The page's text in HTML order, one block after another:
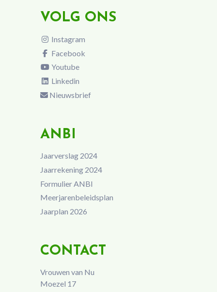
VOLG ONS
Instagram
Facebook
Youtube
Linkedin
Nieuwsbrief
ANBI
Jaarverslag 2024
Jaarrekening 2024
Formulier ANBI
Meerjarenbeleidsplan
Jaarplan 2026
CONTACT
Vrouwen van Nu
Moezel 17